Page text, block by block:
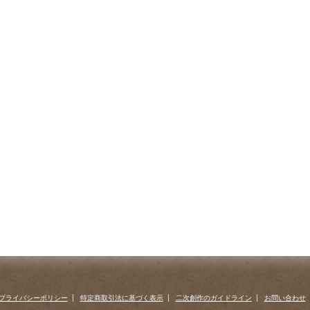
ライバシーポリシー 特定商取引法に基づく表示 二次創作のガイドライン お問い合わせ